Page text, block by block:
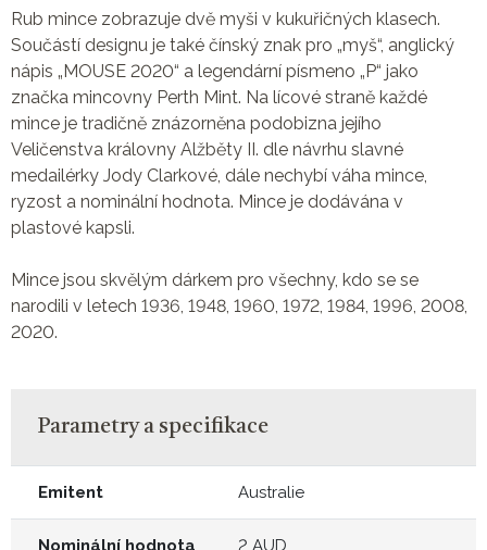
Rub mince zobrazuje dvě myši v kukuřičných klasech.
Součástí designu je také čínský znak pro „myš“, anglický
nápis „MOUSE 2020“ a legendární písmeno „P“ jako
značka mincovny Perth Mint. Na lícové straně každé
mince je tradičně znázorněna podobizna jejího
Veličenstva královny Alžběty II. dle návrhu slavné
medailérky Jody Clarkové, dále nechybí váha mince,
ryzost a nominální hodnota. Mince je dodávána v
plastové kapsli.
Mince jsou skvělým dárkem pro všechny, kdo se se
narodili v letech 1936, 1948, 1960, 1972, 1984, 1996, 2008,
2020.
Parametry a specifikace
Emitent Australie
Nominální hodnota 2 AUD